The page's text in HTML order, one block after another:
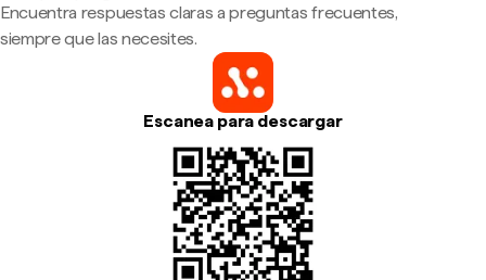
Encuentra respuestas claras a preguntas frecuentes,
siempre que las necesites.
Escanea para descargar